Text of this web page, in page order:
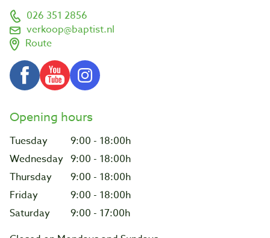
026 351 2856
verkoop@baptist.nl
Route
Opening hours
Tuesday
9:00 - 18:00h
Wednesday 9:00 - 18:00h
Thursday
9:00 - 18:00h
Friday
9:00 - 18:00h
Saturday
9:00 - 17:00h